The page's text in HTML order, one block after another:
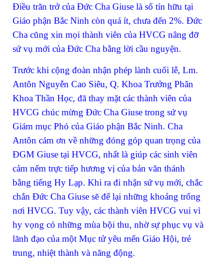
Điều trăn trở của Đức Cha Giuse là số tín hữu tại
Giáo phận Bắc Ninh còn quá ít, chưa đến 2%. Đức
Cha cũng xin mọi thành viên của HVCG nâng đỡ
sứ vụ mới của Đức Cha bằng lời cầu nguyện.
Trước khi cộng đoàn nhận phép lành cuối lễ, Lm.
Antôn Nguyễn Cao Siêu, Q. Khoa Trưởng Phân
Khoa Thần Học, đã thay mặt các thành viên của
HVCG chúc mừng Đức Cha Giuse trong sứ vụ
Giám mục Phó của Giáo phận Bắc Ninh. Cha
Antôn cám ơn về những đóng góp quan trọng của
ĐGM Giuse tại HVCG, nhất là giúp các sinh viên
cảm nếm trực tiếp hương vị của bản văn thánh
bằng tiếng Hy Lạp. Khi ra đi nhận sứ vụ mới, chắc
chắn Đức Cha Giuse sẽ để lại những khoảng trống
nơi HVCG. Tuy vậy, các thành viên HVCG vui vì
hy vọng có những mùa bội thu, nhờ sự phục vụ và
lãnh đạo của một Mục tử yêu mến Giáo Hội, trẻ
trung, nhiệt thành và năng động.